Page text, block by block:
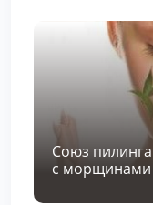
Союз
с морщинами